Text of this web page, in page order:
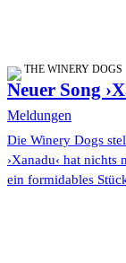
THE WINERY DOGS
Neuer Song
Meldungen
Die Winery Dogs
›Xanadu‹ hat
ein formidables